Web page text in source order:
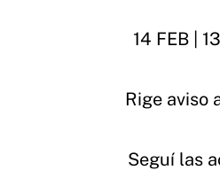
14 FEB |
Rige aviso
Seguí las